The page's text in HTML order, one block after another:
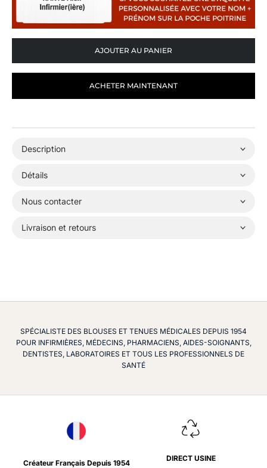
AJOUTER AU PANIER
ACHETER MAINTENANT
Description
Détails
Nous contacter
Livraison et retours
SPÉCIALISTE DES BLOUSES ET TENUES MÉDICALES DEPUIS 1954
POUR INFIRMIÈRES, MÉDECINS, PHARMACIENS, AIDES-SOIGNANTS,
DENTISTES, LABORATOIRES ET TOUS LES PROFESSIONNELS DE
SANTÉ
Créateur Français Depuis 1954
DIRECT USINE